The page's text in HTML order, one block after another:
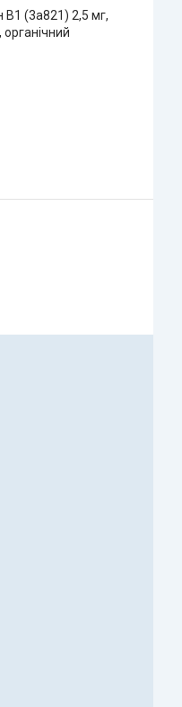
B1 (3a821) 2,5 мг,